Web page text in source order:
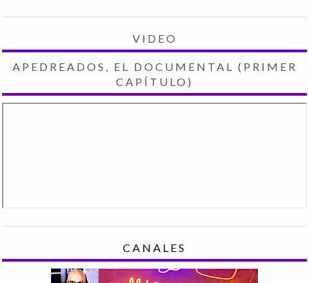
VIDEO
APEDREADOS, EL DOCUMENTAL (PRIMER
CAPÍTULO)
CANALES